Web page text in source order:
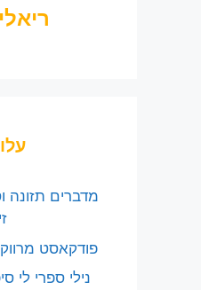
מדברים תזונה
פודקאסט
נילי ספרי לי